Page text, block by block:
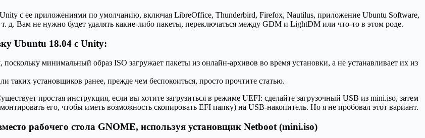
с ее приложениями по умолчанию, включая LibreOffice, Thunderbird, Firefox, Nautilus, приложение Ubuntu Software,
Вам не нужно будет удалять какие-либо пакеты, переключаться между GDM и LightDM или что-то в этом роде.
Ubuntu 18.04 с Unity:
минимальный образ ISO загружает пакеты из онлайн-архивов во время установки, а не устанавливает их из
таких установщиков ранее, прежде чем беспокоиться, просто прочтите статью.
простая инструкция, если вы хотите загрузиться в режиме UEFI: сделайте загрузочный USB из mini.iso, затем
его, чтобы иметь возможность скопировать EFI папку) на USB-накопитель. Но я не пробовал этот вариант.
рабочего стола GNOME, используя установщик Netboot (mini.iso)